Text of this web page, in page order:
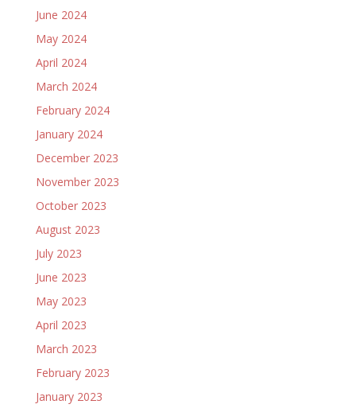
June 2024
May 2024
April 2024
March 2024
February 2024
January 2024
December 2023
November 2023
October 2023
August 2023
July 2023
June 2023
May 2023
April 2023
March 2023
February 2023
January 2023